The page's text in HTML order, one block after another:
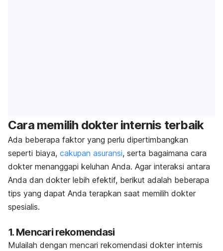
Cara memilih dokter internis terbaik
Ada beberapa faktor yang perlu dipertimbangkan
seperti biaya, cakupan asuransi, serta bagaimana cara
dokter menanggapi keluhan Anda. Agar interaksi antara
Anda dan dokter lebih efektif, berikut adalah beberapa
tips yang dapat Anda terapkan saat memilih dokter
spesialis.
1. Mencari rekomendasi
Mulailah dengan mencari rekomendasi dokter internis